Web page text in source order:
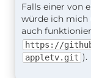
Falls einer von
würde ich mich
auch
https://
appletv.git ).